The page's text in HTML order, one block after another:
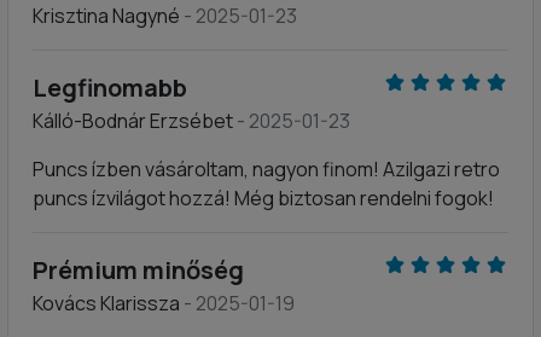
Krisztina Nagyné - 2025-01-23
Legfinomabb
Kálló-Bodnár Erzsébet- 2025-01-23
Puncs ízben vásároltam, nagyon finom! AziIgazi retro
puncs ízvilágot hozzá! Még biztosan rendelni fogok!
Prémium minőség
Kovács Klarissza - 2025-01-19